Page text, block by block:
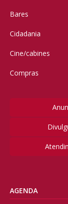
Bares
Cidadania
Cine/cabines
Compras
AGENDA